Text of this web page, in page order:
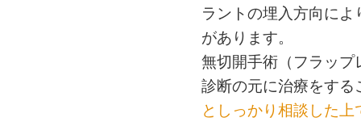
ラントの埋入方向に
があります。
無切開手術（フラップ
診断の元に治療をする
としっかり相談した